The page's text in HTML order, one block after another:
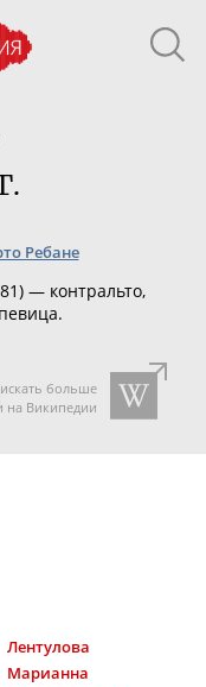
Ребане
— контральто,
больше
Википедии
Лентулова
Марианна